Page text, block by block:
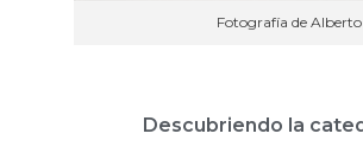
Fotografía de
Descubriendo la